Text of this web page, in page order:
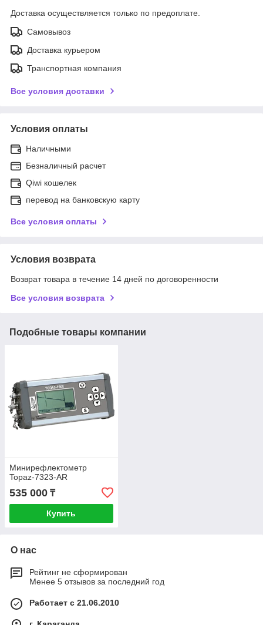
Доставка осуществляется только по предоплате.
Самовывоз
Доставка курьером
Транспортная компания
Все условия доставки
Условия оплаты
Наличными
Безналичный расчет
Qiwi кошелек
перевод на банковскую карту
Все условия оплаты
Условия возврата
Возврат товара в течение 14 дней по договоренности
Все условия возврата
Подобные товары компании
Минирефлектометр
Topaz-7323-AR
535 000 ₸
Купить
О нас
Рейтинг не сформирован
Менее 5 отзывов за последний год
Работает с 21.06.2010